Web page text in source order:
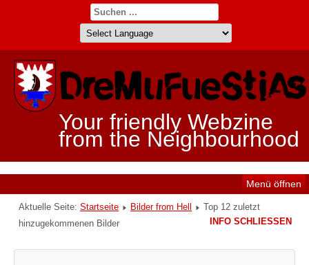
Your friendly Webzine
from the Neighbourhood
Menü öffnen
Aktuelle Seite: Startseite Bilder from Hell
Top 12 zuletzt
hinzugekommenen Bilder
INFO SCHLIESSEN